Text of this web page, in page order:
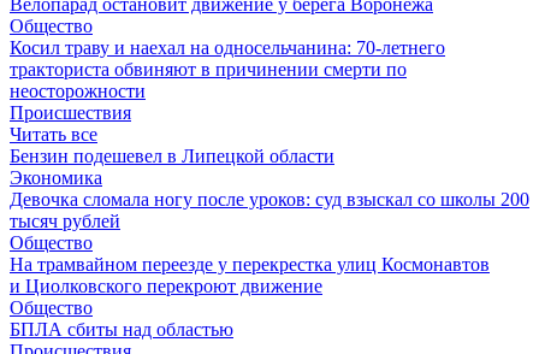
Велопарад остановит движение у берега Воронежа
Общество
Косил траву и наехал на односельчанина: 70-летнего
тракториста обвиняют в причинении смерти по
неосторожности
Происшествия
Читать все
Бензин подешевел в Липецкой области
Экономика
Девочка сломала ногу после уроков: суд взыскал со школы 200
тысяч рублей
Общество
На трамвайном переезде у перекрестка улиц Космонавтов
и Циолковского перекроют движение
Общество
БПЛА сбиты над областью